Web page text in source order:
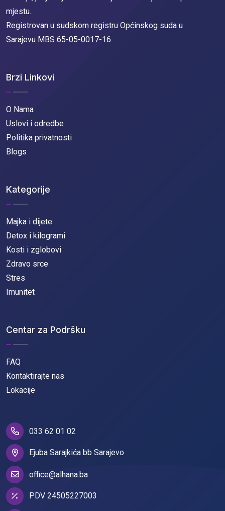
mjestu.
Registrovan u sudskom registru Općinskog suda u
Sarajevu MBS 65-05-0017-16
Brzi Linkovi
O Nama
Uslovi i odredbe
Politika privatnosti
Blogs
Kategorije
Majka i dijete
Detox i kilogrami
Kosti i zglobovi
Zdravo srce
Stres
Imunitet
Centar za Podršku
FAQ
Kontaktirajte nas
Lokacije
033 62 01 02
Ejuba Sarajkića bb Sarajevo
office@alhana.ba
PDV 24505227003